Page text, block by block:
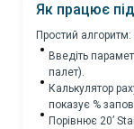
Як працює
Простий
Введіть
палет).
Калькулятор
показує %
Порівнює 20’